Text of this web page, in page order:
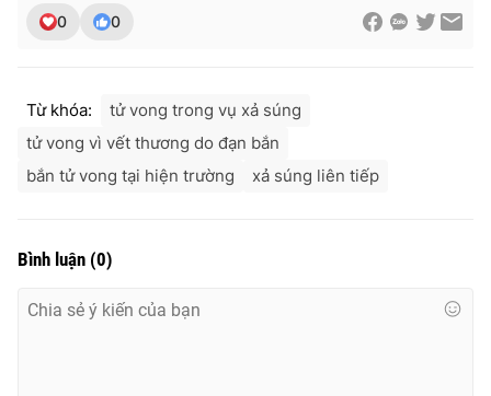
thuận bằng văn bản. Ghi rõ nguồn VTV.vn khi phát hành lại
thông tin từ website này.
0 0
Từ khóa:
tử vong trong vụ xả súng
tử vong vì vết thương do đạn bắn
bắn tử vong tại hiện trường
xả súng liên tiếp
Bình luận (0)